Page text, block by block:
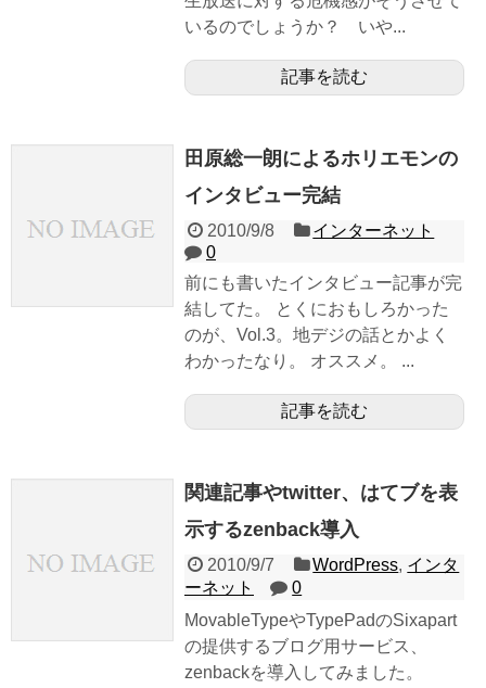
いるのでしょうか？ いや...
記事を読む
田原総一朗によるホリエモンの
インタビュー完結
2010/9/8
インターネット
0
前にも書いたインタビュー記事が完
結してた。 とくにおもしろかった
のが、Vol.3。地デジの話とかよく
わかったなり。 オススメ。 ...
記事を読む
関連記事やtwitter、はてブを表
示するzenback導入
2010/9/7 WordPress, インタ
ーネット
0
MovableTypeやTypePadのSixapart
の提供するブログ用サービス、
zenbackを導入してみました。